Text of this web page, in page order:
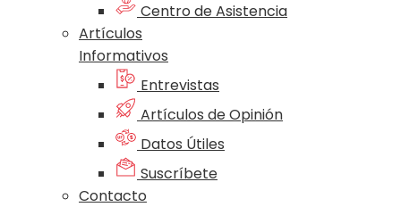
Centro de Asistencia
Artículos
Informativos
Entrevistas
Artículos de Opinión
Datos Útiles
Suscríbete
Contacto